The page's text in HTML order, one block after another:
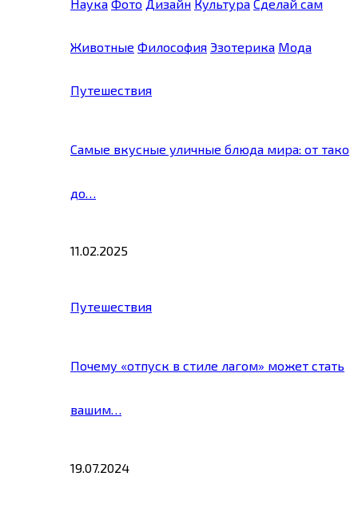
Наука Фото Дизайн Культура Сделай сам
Животные Философия Эзотерика Мода
Путешествия
Самые вкусные уличные блюда мира: от тако
до…
11.02.2025
Путешествия
Почему «отпуск в стиле лагом» может стать
вашим…
19.07.2024